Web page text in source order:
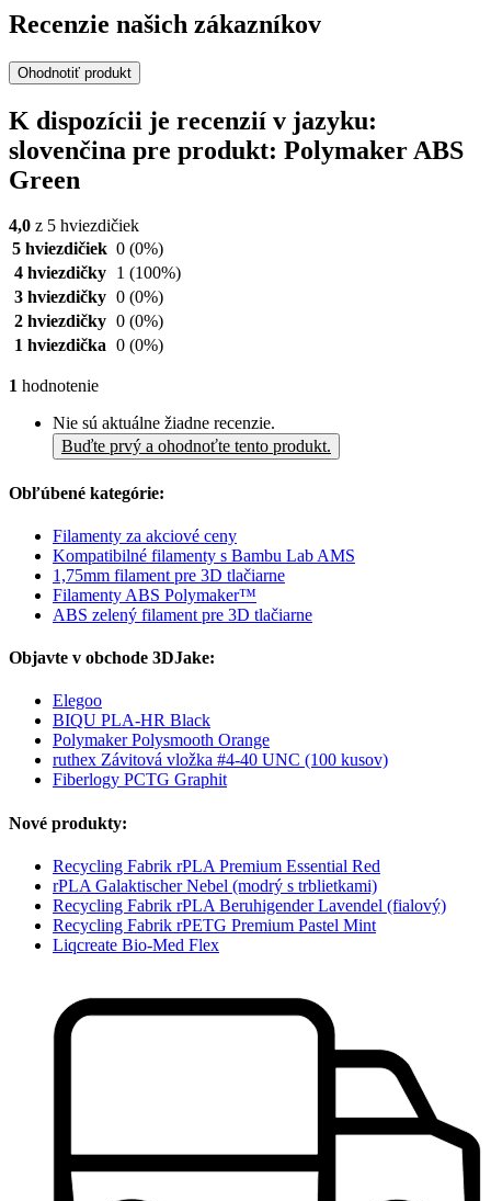
Recenzie našich zákazníkov
Ohodnotiť produkt
K dispozícii je recenzií v jazyku:
slovenčina pre produkt: Polymaker ABS
Green
4,0 z 5 hviezdičiek
5 hviezdičiek 0 (0%)
4 hviezdičky
1 (100%)
3 hviezdičky 0 (0%)
2 hviezdičky 0 (0%)
1 hviezdička 0 (0%)
1 hodnotenie
Nie sú aktuálne žiadne recenzie.
Buďte prvý a ohodnoťte tento produkt.
Obľúbené kategórie:
Filamenty za akciové ceny
Kompatibilné filamenty s Bambu Lab AMS
1,75mm filament pre 3D tlačiarne
Filamenty ABS Polymaker™
ABS zelený filament pre 3D tlačiarne
Objavte v obchode 3DJake:
Elegoo
BIQU PLA-HR Black
Polymaker Polysmooth Orange
ruthex Závitová vložka #4-40 UNC (100 kusov)
Fiberlogy PCTG Graphit
Nové produkty:
Recycling Fabrik rPLA Premium Essential Red
rPLA Galaktischer Nebel (modrý s trblietkami)
Recycling Fabrik rPLA Beruhigender Lavendel (fialový)
Recycling Fabrik rPETG Premium Pastel Mint
Liqcreate Bio-Med Flex